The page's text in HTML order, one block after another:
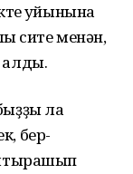
ҡуйынына
сите менән,
ла
бер-